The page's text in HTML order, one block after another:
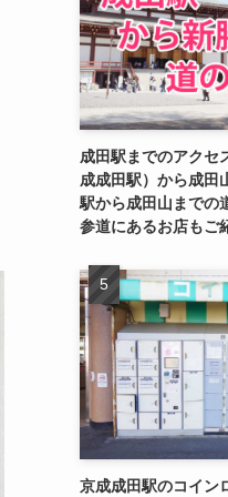
成田駅までのアクセ
成成田駅）から成田
駅から成田山までの
参道にあるお店もご
京成成田駅のコイン